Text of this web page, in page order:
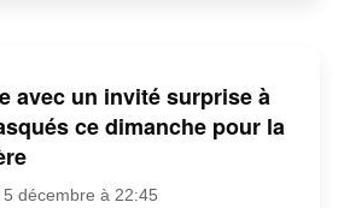
avec un invité surprise à
ce dimanche pour la
décembre à 22:45